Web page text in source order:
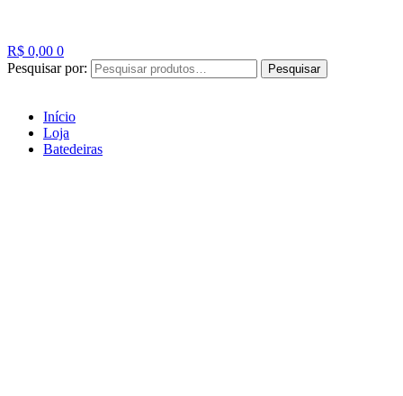
R$ 0,00 0
Pesquisar por:
Pesquisar
Início
Loja
Batedeiras